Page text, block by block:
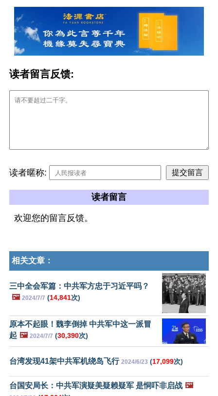
读者留言反馈:
读者暱称:
读者留言
欢迎您的留言反馈。
相关文章：
三中全会军篇：中共军方忠于习近平吗？
🖼️ 2024/7/7 (14,841次)
原本不起眼！魏李倒掉 中共军中这一派冒
起 🖼️ 2024/7/7 (30,390次)
台湾发现41架中共军机绕岛飞行 2024/6/23 (17,099次)
台国安局长：中共军演疑美疑赖疑军 是恫吓非启战 🖼️